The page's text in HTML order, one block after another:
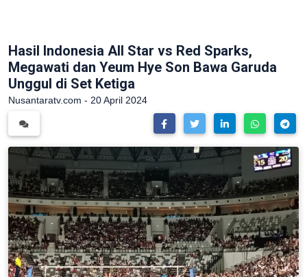
Hasil Indonesia All Star vs Red Sparks,
Megawati dan Yeum Hye Son Bawa Garuda
Unggul di Set Ketiga
Nusantaratv.com - 20 April 2024